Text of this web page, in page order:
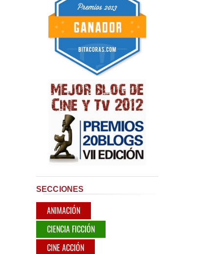
SECCIONES
ANIMACIÓN
CIENCIA FICCIÓN
CINE ACCIÓN